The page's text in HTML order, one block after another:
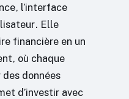
l’interface
Elle
financière en un
où chaque
données
d’investir avec